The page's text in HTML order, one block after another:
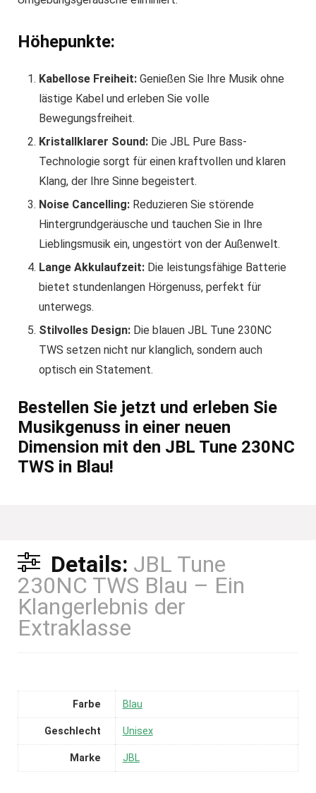
Höhepunkte:
Kabellose Freiheit:Genießen Sie Ihre Musik ohne
lästige Kabel und erleben Sie volle
Bewegungsfreiheit.
Kristallklarer Sound:Die JBL Pure Bass-
Technologie sorgt für einen kraftvollen und klaren
Klang, der Ihre Sinne begeistert.
Noise Cancelling:Reduzieren Sie störende
Hintergrundgeräusche und tauchen Sie in Ihre
Lieblingsmusik ein, ungestört von der Außenwelt.
Lange Akkulaufzeit:Die leistungsfähige Batterie
bietet stundenlangen Hörgenuss, perfekt für
unterwegs.
Stilvolles Design:Die blauen JBL Tune 230NC
TWS setzen nicht nur klanglich, sondern auch
optisch ein Statement.
Bestellen Sie jetzt und erleben Sie
Musikgenuss in einer neuen
Dimension mit den JBL Tune 230NC
TWS in Blau!
Details: JBL Tune
230NC TWS Blau – Ein
Klangerlebnis der
Extraklasse
Farbe Blau
Geschlecht Unisex
Marke JBL